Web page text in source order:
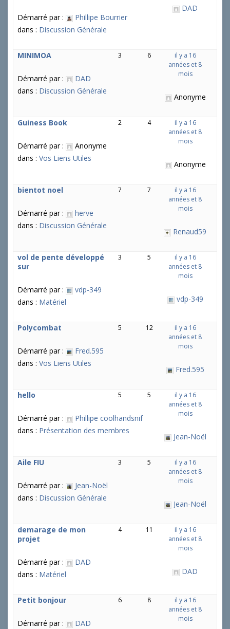
Démarré par :
Phillipe Bourrier
dans : Discussion Générale
DAD
MINIMOA
Démarré par :
DAD
dans : Discussion Générale
3 6
il y a 16
années et 8
mois
Anonyme
Guiness Book
Démarré par :
Anonyme
dans : Vos Liens Utiles
2 4
il y a 16
années et 8
mois
Anonyme
bientot noel
Démarré par :
herve
dans : Discussion Générale
7 7
il y a 16
années et 8
mois
Renaud59
vol de pente développé
sur
Démarré par :
vdp-349
dans : Matériel
3 5
il y a 16
années et 8
mois
vdp-349
Polycombat
Démarré par :
Fred.595
dans : Vos Liens Utiles
5 12
il y a 16
années et 8
mois
Fred.595
hello
Démarré par :
Phillipe coolhandsnif
dans : Présentation des membres
5 5
il y a 16
années et 8
mois
Jean-Noël
Aile FIU
Démarré par :
Jean-Noël
dans : Discussion Générale
3 5
il y a 16
années et 8
mois
Jean-Noël
demarage de mon
projet
Démarré par :
DAD
dans : Matériel
4 11
il y a 16
années et 8
mois
DAD
Petit bonjour
Démarré par :
DAD
6 8
il y a 16
années et 8
mois